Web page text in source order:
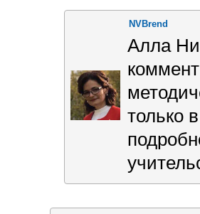
NVBrend
Алла
только